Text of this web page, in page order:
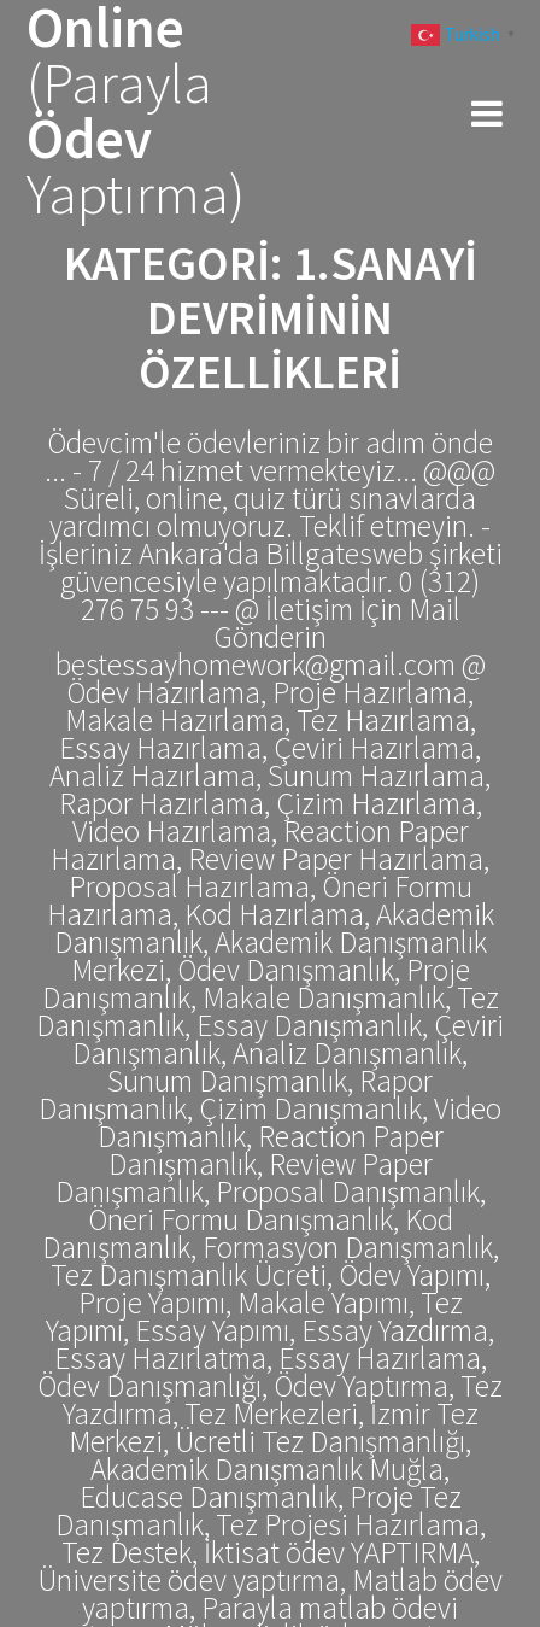
Online
(Parayla
Ödev
Yaptırma)
KATEGORI: 1.SANAYI
DEVRIMININ
ÖZELLIKLERI
Ödevcim'le ödevleriniz bir adım önde
... - 7 / 24 hizmet vermekteyiz... @@@
Süreli, online, quiz türü sınavlarda
yardımcı olmuyoruz. Teklif etmeyin. -
İşleriniz Ankara'da Billgatesweb şirketi
güvencesiyle yapılmaktadır. 0 (312)
276 75 93 --- @ İletişim İçin Mail
Gönderin
bestessayhomework@gmail.com @
Ödev Hazırlama, Proje Hazırlama,
Makale Hazırlama, Tez Hazırlama,
Essay Hazırlama, Çeviri Hazırlama,
Analiz Hazırlama, Sunum Hazırlama,
Rapor Hazırlama, Çizim Hazırlama,
Video Hazırlama, Reaction Paper
Hazırlama, Review Paper Hazırlama,
Proposal Hazırlama, Öneri Formu
Hazırlama, Kod Hazırlama, Akademik
Danışmanlık, Akademik Danışmanlık
Merkezi, Ödev Danışmanlık, Proje
Danışmanlık, Makale Danışmanlık, Tez
Danışmanlık, Essay Danışmanlık, Çeviri
Danışmanlık, Analiz Danışmanlık,
Sunum Danışmanlık, Rapor
Danışmanlık, Çizim Danışmanlık, Video
Danışmanlık, Reaction Paper
Danışmanlık, Review Paper
Danışmanlık, Proposal Danışmanlık,
Öneri Formu Danışmanlık, Kod
Danışmanlık, Formasyon Danışmanlık,
Tez Danışmanlık Ücreti, Ödev Yapımı,
Proje Yapımı, Makale Yapımı, Tez
Yapımı, Essay Yapımı, Essay Yazdırma,
Essay Hazırlatma, Essay Hazırlama,
Ödev Danışmanlığı, Ödev Yaptırma, Tez
Yazdırma, Tez Merkezleri, İzmir Tez
Merkezi, Ücretli Tez Danışmanlığı,
Akademik Danışmanlık Muğla,
Educase Danışmanlık, Proje Tez
Danışmanlık, Tez Projesi Hazırlama,
Tez Destek, İktisat ödev YAPTIRMA,
Üniversite ödev yaptırma, Matlab ödev
yaptırma, Parayla matlab ödevi
Turkish ▼